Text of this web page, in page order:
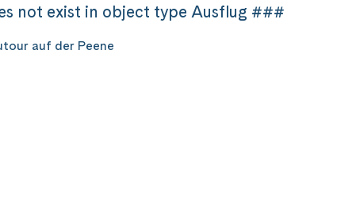
not exist in object type Ausflug ###
auf der Peene